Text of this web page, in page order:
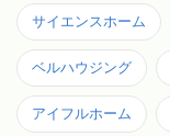
サイエンスホーム
ベルハウジング
アイフルホーム